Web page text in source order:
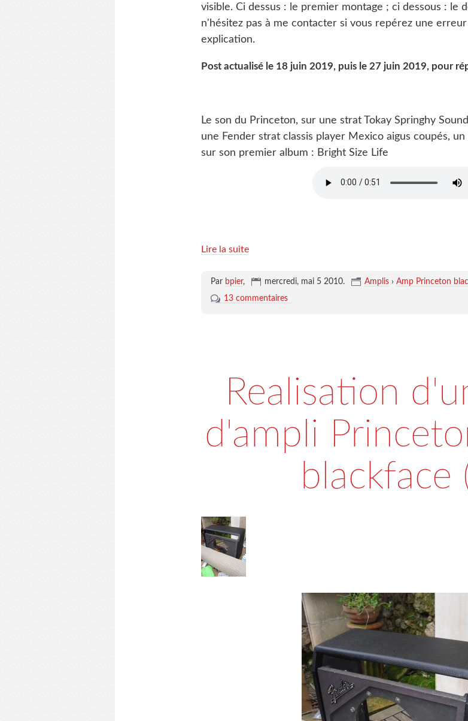
visible. Ci dessus : le premier montage ; ci dessous : le
n'hésitez pas à me contacter si vous repérez une
explication.
Post actualisé le 18 juin 2019, puis le 27 juin 2019, pour
Le son du Princeton, sur une strat Tokay Springhy
une Fender strat classis player Mexico aigus coupés,
sur son premier album : Bright Size Life
Lire la suite
Par bpier, mercredi, mai 5 2010. Amplis› Amp Princeton
13 commentaires
Realisation
d'ampli
blackface